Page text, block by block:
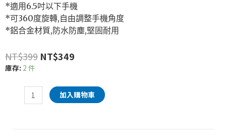
*適用6.5吋以下手機
*可360度旋轉,自由調整手機角度
*鋁合金材質,防水防塵,堅固耐用
NT$399 NT$349
庫存: 2 件
加入購物車